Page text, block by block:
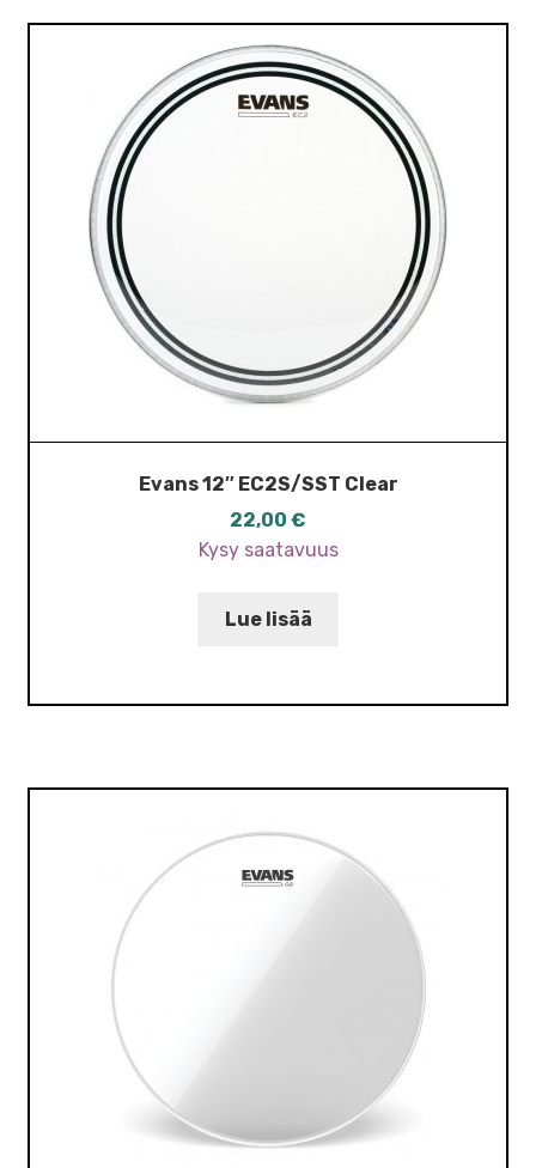
Evans 12″ EC2S/SST Clear
22,00 €
Kysy saatavuus
Lue lisää